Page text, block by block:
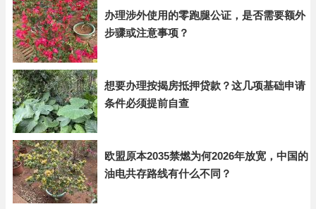
办理涉外使用的零跑腿公证，是否需要额外
步骤或注意事项？
想要办理按揭房抵押贷款？这几项基础申请
条件必须提前自查
欧盟原本2035禁燃为何2026年放宽，中国的
油电共存路线有什么不同？